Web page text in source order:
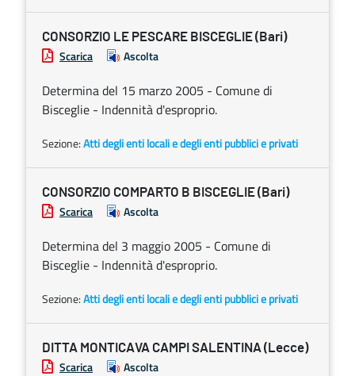
CONSORZIO LE PESCARE BISCEGLIE (Bari)
Scarica Ascolta
Determina del 15 marzo 2005 - Comune di
Bisceglie - Indennità d'esproprio.
Sezione:Atti degli enti locali e degli enti pubblici e privati
CONSORZIO COMPARTO B BISCEGLIE (Bari)
Scarica Ascolta
Determina del 3 maggio 2005 - Comune di
Bisceglie - Indennità d'esproprio.
Sezione:Atti degli enti locali e degli enti pubblici e privati
DITTA MONTICAVA CAMPI SALENTINA (Lecce)
Scarica Ascolta